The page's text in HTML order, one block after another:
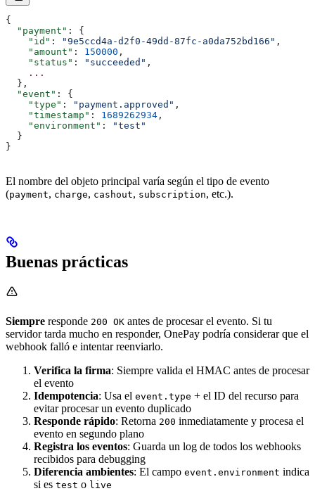
{
  "payment"
: {
    "id"
: "9e5ccd4a-d2f0-49dd-87fc-a0da752bd166" ,
    "amount"
: 150000 ,
    "status"
: "succeeded" ,
    ...
  },
  "event"
: {
    "type"
: "payment.approved" ,
    "timestamp"
: 1689262934 ,
    "environment"
:
"test"
  }
}
El nombre del objeto principal varía según el tipo de evento
(payment, charge, cashout, subscription, etc.).
Buenas prácticas
Siempre responde 200 OK antes de procesar el evento. Si tu
servidor tarda mucho en responder, OnePay podría considerar que el
webhook falló e intentar reenviarlo.
Verifica la firma: Siempre valida el HMAC antes de procesar
el evento
Idempotencia: Usa el event.type + el ID del recurso para
evitar procesar un evento duplicado
Responde rápido: Retorna 200 inmediatamente y procesa el
evento en segundo plano
Registra los eventos: Guarda un log de todos los webhooks
recibidos para debugging
Diferencia ambientes: El campo event.environment indica
si es test o live